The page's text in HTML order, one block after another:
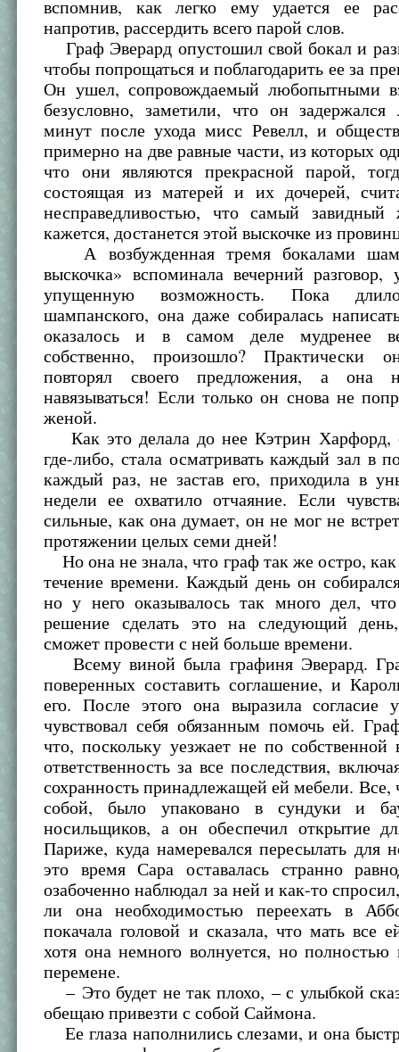
вспомнив, как легко ему удается ее
напротив, рассердить всего парой слов.
Граф Эверард опустошил свой бокал и
чтобы попрощаться и поблагодарить ее за
Он ушел, сопровождаемый любопытными
безусловно, заметили, что он
минут после ухода мисс Ревелл, и
примерно на две равные части, из которых
что они являются прекрасной парой,
состоящая из матерей и их дочерей,
несправедливостью, что самый завидный
кажется, достанется этой выскочке из
А возбужденная тремя бокалами
выскочка» вспоминала вечерний разговор,
упущенную возможность. Пока
шампанского, она даже собиралась
оказалось и в самом деле мудренее
собственно, произошло? Практически
повторял своего предложения, а она
навязываться! Если только он снова не
женой.
Как это делала до нее Кэтрин Харфорд,
где-либо, стала осматривать каждый зал в
каждый раз, не застав его, приходила в
недели ее охватило отчаяние. Если
сильные, как она думает, он не мог не
протяжении целых семи дней!
Но она не знала, что граф так же остро,
течение времени. Каждый день он
но у него оказывалось так много дел,
решение сделать это на следующий
сможет провести с ней больше времени.
Всему виной была графиня Эверард.
поверенных составить соглашение, и
его. После этого она выразила согласие
чувствовал себя обязанным помочь ей.
что, поскольку уезжает не по собственной
ответственность за все последствия,
сохранность принадлежащей ей мебели. Все,
собой, было упаковано в сундуки и
носильщиков, а он обеспечил открытие
Париже, куда намеревался пересылать для
это время Сара оставалась странно
озабоченно наблюдал за ней и как-то
ли она необходимостью переехать в
покачала головой и сказала, что мать все
хотя она немного волнуется, но полностью
перемене.
– Это будет не так плохо, – с улыбкой
обещаю привезти с собой Саймона.
Ее глаза наполнились слезами, и она